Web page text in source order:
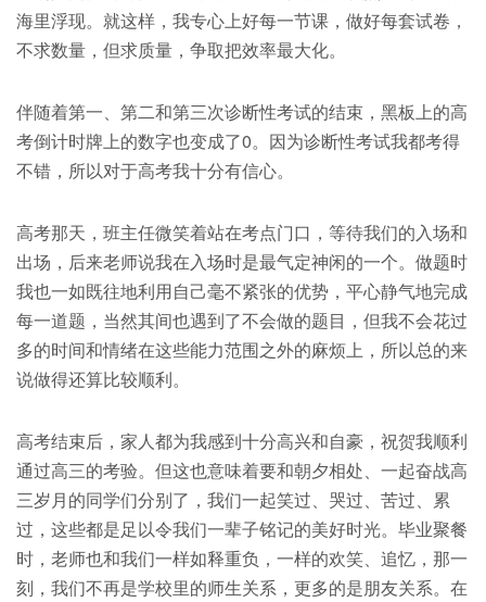
海里浮现。就这样，我专心上好每一节课，做好每套试卷，
不求数量，但求质量，争取把效率最大化。
伴随着第一、第二和第三次诊断性考试的结束，黑板上的高
考倒计时牌上的数字也变成了0。因为诊断性考试我都考得
不错，所以对于高考我十分有信心。
高考那天，班主任微笑着站在考点门口，等待我们的入场和
出场，后来老师说我在入场时是最气定神闲的一个。做题时
我也一如既往地利用自己毫不紧张的优势，平心静气地完成
每一道题，当然其间也遇到了不会做的题目，但我不会花过
多的时间和情绪在这些能力范围之外的麻烦上，所以总的来
说做得还算比较顺利。
高考结束后，家人都为我感到十分高兴和自豪，祝贺我顺利
通过高三的考验。但这也意味着要和朝夕相处、一起奋战高
三岁月的同学们分别了，我们一起笑过、哭过、苦过、累
过，这些都是足以令我们一辈子铭记的美好时光。毕业聚餐
时，老师也和我们一样如释重负，一样的欢笑、追忆，那一
刻，我们不再是学校里的师生关系，更多的是朋友关系。在